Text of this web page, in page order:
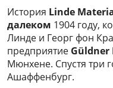
История Linde
далеком 1904 году,
Линде и Георг фон
предприятие Güldner
Мюнхене. Спустя три
Ашаффенбург.